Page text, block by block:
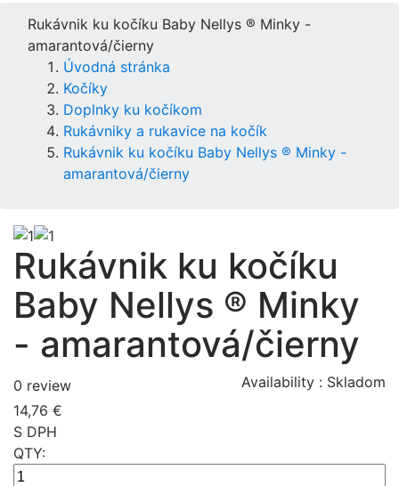
Rukávnik ku kočíku Baby Nellys ® Minky -
amarantová/čierny
Úvodná stránka
Kočíky
Doplnky ku kočíkom
Rukávniky a rukavice na kočík
Rukávnik ku kočíku Baby Nellys ® Minky -
amarantová/čierny
Rukávnik ku kočíku
Baby Nellys ® Minky
- amarantová/čierny
0 review Availability : Skladom
14,76 €
S DPH
QTY: